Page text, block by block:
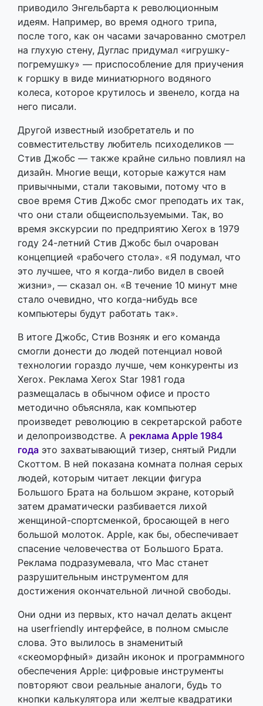
приводило Энгельбарта к революционным
идеям. Например, во время одного трипа,
после того, как он часами зачарованно смотрел
на глухую стену, Дуглас придумал «игрушку-
погремушку» — приспособление для приучения
к горшку в виде миниатюрного водяного
колеса, которое крутилось и звенело, когда на
него писали.
Другой известный изобретатель и по
совместительству любитель психоделиков —
Стив Джобс — также крайне сильно повлиял на
дизайн. Многие вещи, которые кажутся нам
привычными, стали таковыми, потому что в
свое время Стив Джобс смог преподать их так,
что они стали общеиспользуемыми. Так, во
время экскурсии по предприятию Xerox в 1979
году 24-летний Стив Джобс был очарован
концепцией «рабочего стола». «Я подумал, что
это лучшее, что я когда-либо видел в своей
жизни», — сказал он. «В течение 10 минут мне
стало очевидно, что когда-нибудь все
компьютеры будут работать так».
В итоге Джобс, Стив Возняк и его команда
смогли донести до людей потенциал новой
технологии гораздо лучше, чем конкуренты из
Xerox. Реклама Xerox Star 1981 года
размещалась в обычном офисе и просто
методично объясняла, как компьютер
произведет революцию в секретарской работе
и делопроизводстве. А реклама Apple 1984
года это захватывающий тизер, снятый Ридли
Скоттом. В ней показана комната полная серых
людей, которым читает лекции фигура
Большого Брата на большом экране, который
затем драматически разбивается лихой
женщиной-спортсменкой, бросающей в него
большой молоток. Apple, как бы, обеспечивает
спасение человечества от Большого Брата.
Реклама подразумевала, что Mac станет
разрушительным инструментом для
достижения окончательной личной свободы.
Они одни из первых, кто начал делать акцент
на userfriendly интерфейсе, в полном смысле
слова. Это вылилось в знаменитый
«скеоморфный» дизайн иконок и программного
обеспечения Apple: цифровые инструменты
повторяют свои реальные аналоги, будь то
кнопки калькулятора или желтые квадратики